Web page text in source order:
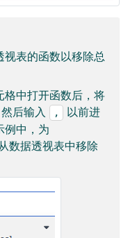
表的函数以移除总
格中打开函数后，将
后输入
,
以前进
例中，为
数据透视表中移除